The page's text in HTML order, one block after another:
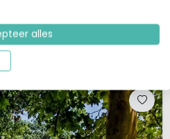
De stad heeft een station vanw...
Bekijk 2 aanbieders
alles